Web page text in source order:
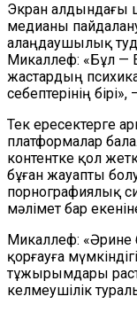
Экран алдындағы
медианы
алаңдаушылық
Микаллеф: «Бұл —
жастардың
себептерінің бірі»,
Тек ересектерге
платформалар
контентке қол
бұған жауапты
порнографиялық
мәлімет бар
Микаллеф: «Әрине
қорғауға
тұжырымдары
келмеушілік